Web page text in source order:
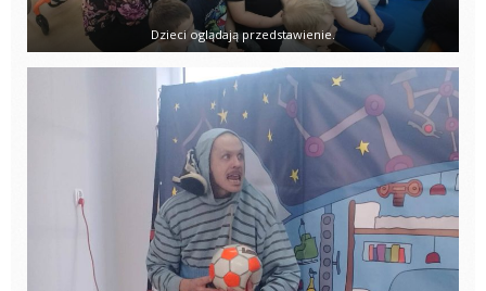
Dzieci oglądają przedstawienie.